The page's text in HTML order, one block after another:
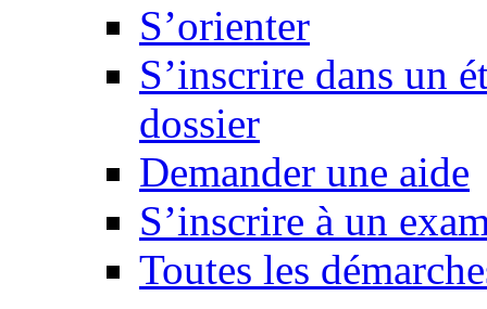
S’orienter
S’inscrire dans un
dossier
Demander une aide
S’inscrire à un
Toutes les